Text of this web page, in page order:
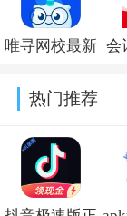
唯寻网校最新 会
热门推荐